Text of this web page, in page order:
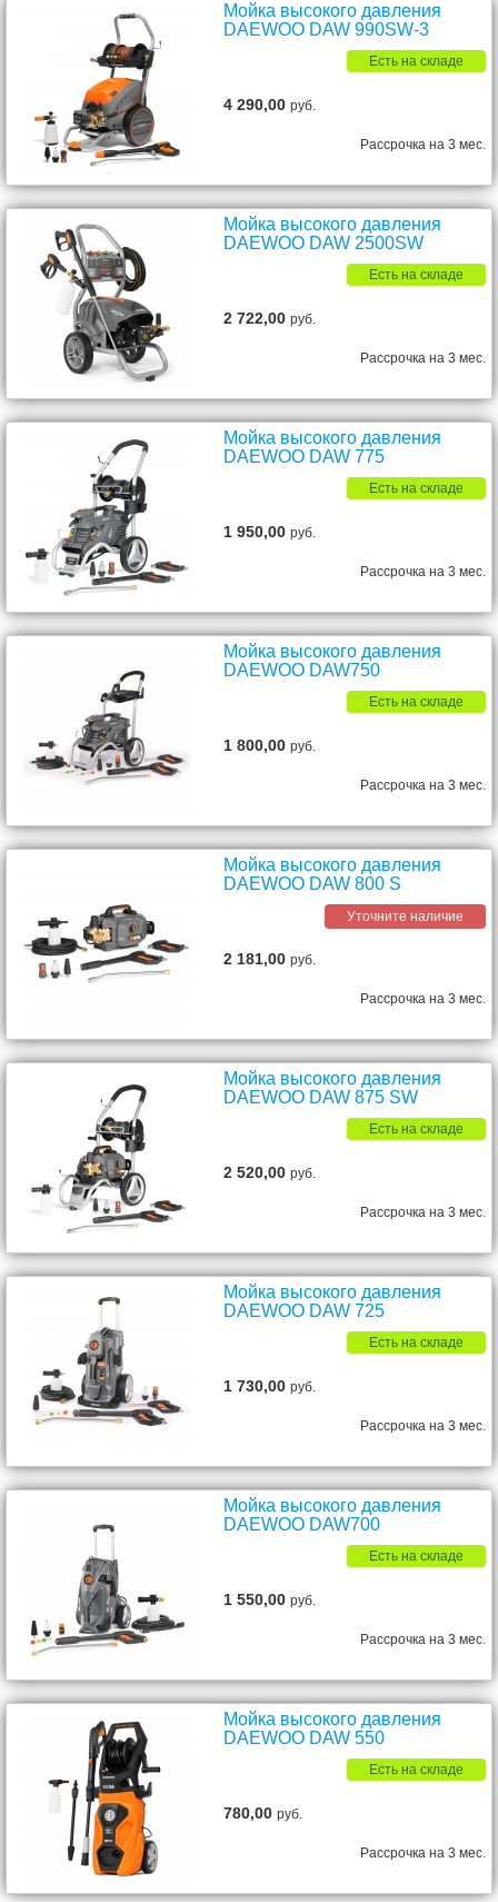
Мойка высокого давления
DAEWOO DAW 990SW-3
Есть на складе
4 290,00руб.
Рассрочка на 3 мес.
Мойка высокого давления
DAEWOO DAW 2500SW
Есть на складе
2 722,00руб.
Рассрочка на 3 мес.
Мойка высокого давления
DAEWOO DAW 775
Есть на складе
1 950,00руб.
Рассрочка на 3 мес.
Мойка высокого давления
DAEWOO DAW750
Есть на складе
1 800,00руб.
Рассрочка на 3 мес.
Мойка высокого давления
DAEWOO DAW 800 S
Уточните наличие
2 181,00руб.
Рассрочка на 3 мес.
Мойка высокого давления
DAEWOO DAW 875 SW
Есть на складе
2 520,00руб.
Рассрочка на 3 мес.
Мойка высокого давления
DAEWOO DAW 725
Есть на складе
1 730,00руб.
Рассрочка на 3 мес.
Мойка высокого давления
DAEWOO DAW700
Есть на складе
1 550,00руб.
Рассрочка на 3 мес.
Мойка высокого давления
DAEWOO DAW 550
Есть на складе
780,00руб.
Рассрочка на 3 мес.